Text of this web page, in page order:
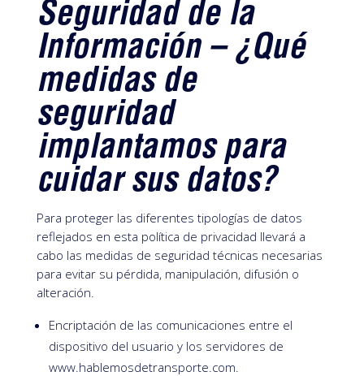
Seguridad de la
Información – ¿Qué
medidas de
seguridad
implantamos para
cuidar sus datos?
Para proteger las diferentes tipologías de datos
reflejados en esta política de privacidad llevará a
cabo las medidas de seguridad técnicas necesarias
para evitar su pérdida, manipulación, difusión o
alteración.
Encriptación de las comunicaciones entre el
dispositivo del usuario y los servidores de
www.hablemosdetransporte.com.